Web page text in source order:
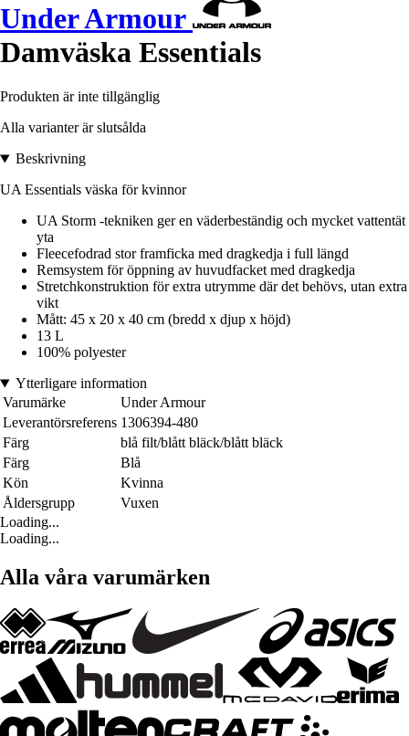
Under Armour
Damväska Essentials
Produkten är inte tillgänglig
Alla varianter är slutsålda
Beskrivning
UA Essentials väska för kvinnor
UA Storm -tekniken ger en väderbeständig och mycket vattentät
yta
Fleecefodrad stor framficka med dragkedja i full längd
Remsystem för öppning av huvudfacket med dragkedja
Stretchkonstruktion för extra utrymme där det behövs, utan extra
vikt
Mått: 45 x 20 x 40 cm (bredd x djup x höjd)
13 L
100% polyester
Ytterligare information
Varumärke
Under Armour
Leverantörsreferens 1306394-480
Färg
blå filt/blått bläck/blått bläck
Färg
Blå
Kön
Kvinna
Åldersgrupp
Vuxen
Loading...
Loading...
Alla våra varumärken